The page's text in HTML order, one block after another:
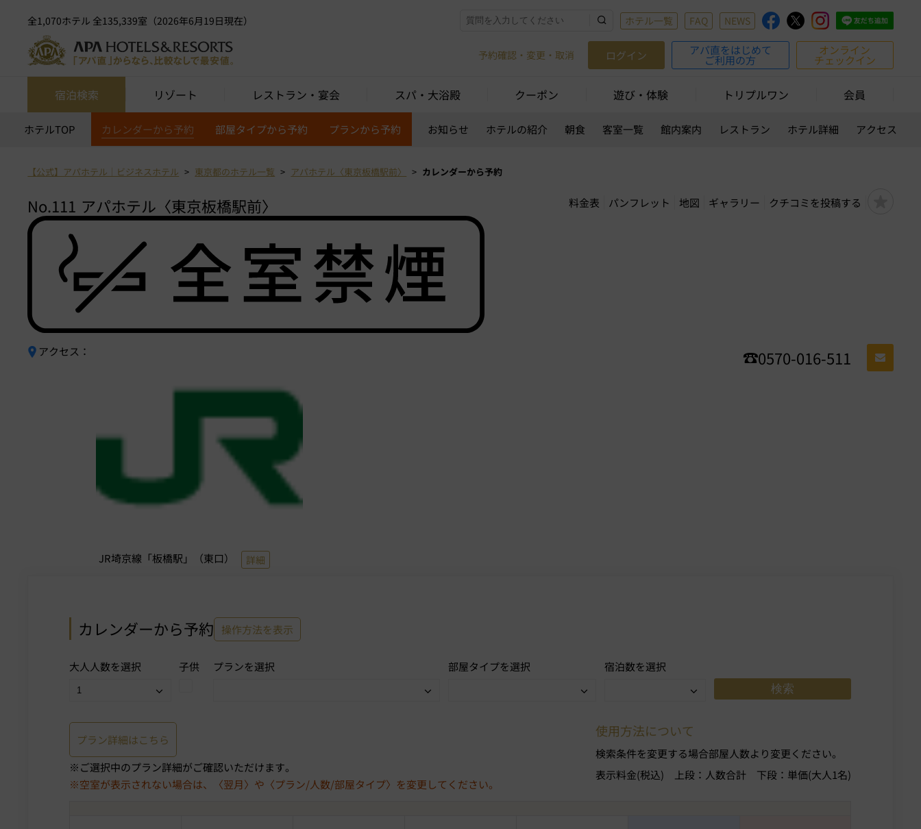
全1,070ホテル 全135,339室（2026年6月19日現在） ホテル一覧 FAQ NEWS
予約確認・変更・取消 ログイン アパ直をはじめて
ご利用の方
オンライン
チェックイン
宿泊検索 リゾート レストラン・宴会 スパ・大浴殿 クーポン 遊び・体験 トリプルワン 会員
ホテルTOP カレンダーから予約 部屋タイプから予約 プランから予約 お知らせ ホテルの紹介 朝食 客室一覧 館内案内 レストラン ホテル詳細 アクセス
【公式】アパホテル｜ビジネスホテル 東京都のホテル一覧 アパホテル〈東京板橋駅前〉 カレンダーから予約
No.111 アパホテル〈東京板橋駅前〉 料金表 パンフレット 地図 ギャラリー クチコミを投稿する
アクセス：
JR埼京線「板橋駅」（東口） 詳細
0570-016-511
カレンダーから予約 操作方法を表示
大人人数を選択 子供 プランを選択 部屋タイプを選択 宿泊数を選択
プラン詳細はこちら
ご選択中のプラン詳細がご確認いただけます。
空室が表示されない場合は、〈翌月〉や〈プラン/人数/部屋タイプ〉を変更してください。
使用方法について
検索条件を変更する場合部屋人数より変更ください。
表示料金(税込) 上段：人数合計下段：単価(大人1名)